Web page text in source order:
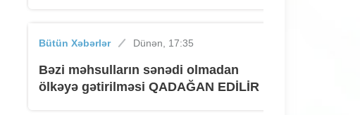
Bütün Xəbərlər Dünən, 17:35
Bəzi məhsulların sənədi olmadan
ölkəyə gətirilməsi QADAĞAN EDİLİR